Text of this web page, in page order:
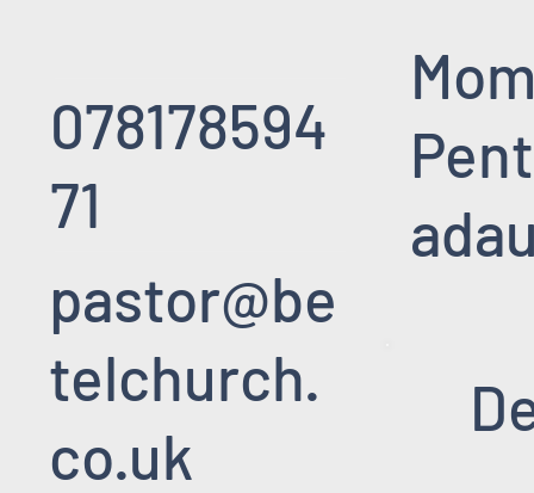
078178594
71
pastor@be
telchurch.
co.uk